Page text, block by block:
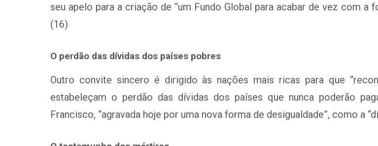
seu apelo para a criação de “um Fundo Global para acabar de vez com
(16)
O perdão das dívidas dos países pobres
Outro convite sincero é dirigido às nações mais ricas para que
estabeleçam o perdão das dívidas dos países que nunca poderão
Francisco, “agravada hoje por uma nova forma de desigualdade”, como a